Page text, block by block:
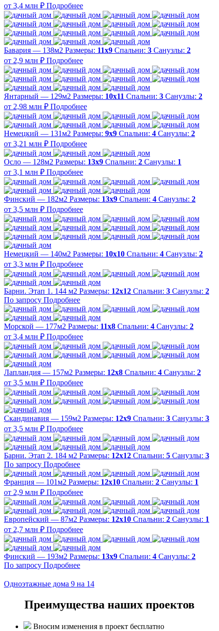
от 3,4 млн ₽ Подробнее
Бавария — 138м2 Размеры: 11х9 Спальни: 3 Санузлы: 2
от 2,9 млн ₽ Подробнее
Янтарный — 129м2 Размеры: 10х11 Спальни: 3 Санузлы: 2
от 2,98 млн ₽ Подробнее
Немецкий — 131м2 Размеры: 9х9 Спальни: 4 Санузлы: 2
от 3,21 млн ₽ Подробнее
Осло — 128м2 Размеры: 13х9 Спальни: 2 Санузлы: 1
от 3,1 млн ₽ Подробнее
Финский — 182м2 Размеры: 13х9 Спальни: 4 Санузлы: 2
от 3,5 млн ₽ Подробнее
Немецкий — 140м2 Размеры: 10х10 Спальни: 4 Санузлы: 2
от 3,3 млн ₽ Подробнее
Барни. Этап 1. 144 м2 Размеры: 12х12 Спальни: 3 Санузлы: 2
По запросу Подробнее
Морской — 177м2 Размеры: 11х8 Спальни: 4 Санузлы: 2
от 3,4 млн ₽ Подробнее
Лапландия — 157м2 Размеры: 12х8 Спальни: 4 Санузлы: 2
от 3,5 млн ₽ Подробнее
Скандинавия — 159м2 Размеры: 12х9 Спальни: 3 Санузлы: 3
от 3,5 млн ₽ Подробнее
Барни. Этап 2. 184 м2 Размеры: 12х12 Спальни: 5 Санузлы: 3
По запросу Подробнее
Франция — 101м2 Размеры: 12х10 Спальни: 2 Санузлы: 1
от 2,9 млн ₽ Подробнее
Европейский — 87м2 Размеры: 12х10 Спальни: 2 Санузлы: 1
от 2,7 млн ₽ Подробнее
Финский — 193м2 Размеры: 13х9 Спальни: 4 Санузлы: 2
По запросу Подробнее
Одноэтажные дома 9 на 14
Преимущества наших проектов
Вносим изменения в проект бесплатно